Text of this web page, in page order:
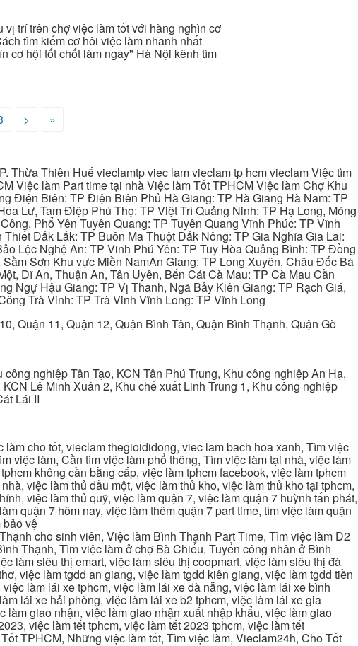
vị trí trên chợ việc làm tốt với hàng nghìn cơ
tìm kiếm cơ hôi việc làm nhanh nhất
cơ hội tốt chốt làm ngay" Hà Nội kênh tìm
> »
Thừa Thiên Huế vieclamtp viec lam vieclam tp hcm vieclam Việc tìm
Việc làm Part time tại nhà Việc làm Tốt TPHCM Việc làm Chợ Khu
Điện Biên: TP Điện Biên Phủ Hà Giang: TP Hà Giang Hà Nam: TP
Lư, Tam Điệp Phú Thọ: TP Việt Trì Quảng Ninh: TP Hạ Long, Móng
Phổ Yên Tuyên Quang: TP Tuyên Quang Vĩnh Phúc: TP Vĩnh
Đắk Lắk: TP Buôn Ma Thuột Đắk Nông: TP Gia Nghĩa Gia Lai:
Lộc Nghệ An: TP Vinh Phú Yên: TP Tuy Hòa Quảng Bình: TP Đồng
Sơn Khu vực Miền NamAn Giang: TP Long Xuyên, Châu Đốc Bà
Dĩ An, Thuận An, Tân Uyên, Bến Cát Cà Mau: TP Cà Mau Cần
Ngự Hậu Giang: TP Vị Thanh, Ngã Bảy Kiên Giang: TP Rạch Giá,
Trà Vinh: TP Trà Vinh Vĩnh Long: TP Vĩnh Long
Quận 11, Quận 12, Quận Bình Tân, Quận Bình Thạnh, Quận Gò
nghiệp Tân Tạo, KCN Tân Phú Trung, Khu công nghiệp An Hạ,
Lê Minh Xuân 2, Khu chế xuất Linh Trung 1, Khu công nghiệp
Lái II
cho tốt, vieclam thegioididong, viec lam bach hoa xanh, Tìm việc
việc làm, Cần tìm việc làm phổ thông, Tìm việc làm tại nhà, việc làm
không cần bằng cấp, việc làm tphcm facebook, việc làm tphcm
việc làm thủ dầu một, việc làm thủ kho, việc làm thủ kho tại tphcm,
việc làm thủ quỹ, việc làm quận 7, việc làm quận 7 huỳnh tấn phát,
quận 7 hôm nay, việc làm thêm quận 7 part time, tìm việc làm quận
bảo vệ
cho sinh viên, Việc làm Bình Thạnh Part Time, Tìm việc làm D2
Thạnh, Tìm việc làm ở chợ Bà Chiểu, Tuyển công nhân ở Bình
làm siêu thị emart, việc làm siêu thị coopmart, việc làm siêu thị đà
việc làm tgdd an giang, việc làm tgdd kiên giang, việc làm tgdd tiền
làm lái xe tphcm, việc làm lái xe đà nẵng, việc làm lái xe bình
lái xe hải phòng, việc làm lái xe b2 tphcm, việc làm lái xe gia
giao nhận, việc làm giao nhận xuất nhập khẩu, việc làm giao
việc làm tết tphcm, việc làm tết 2023 tphcm, việc làm tết
TPHCM, Những việc làm tốt, Tìm việc làm, Vieclam24h, Cho Tốt